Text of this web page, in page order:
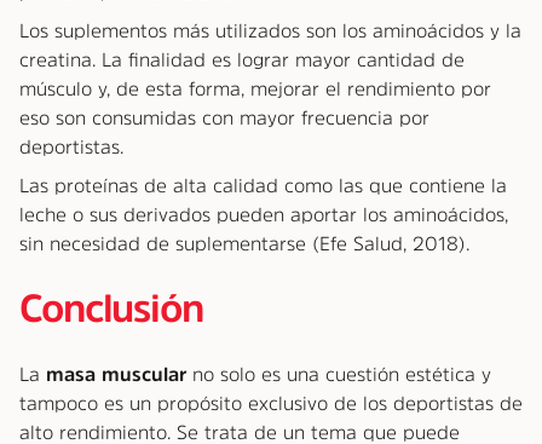
Los suplementos más utilizados son los aminoácidos y la
creatina. La finalidad es lograr mayor cantidad de
músculo y, de esta forma, mejorar el rendimiento por
eso son consumidas con mayor frecuencia por
deportistas.
Las proteínas de alta calidad como las que contiene la
leche o sus derivados pueden aportar los aminoácidos,
sin necesidad de suplementarse (Efe Salud, 2018).
Conclusión
La masa muscular no solo es una cuestión estética y
tampoco es un propósito exclusivo de los deportistas de
alto rendimiento. Se trata de un tema que puede